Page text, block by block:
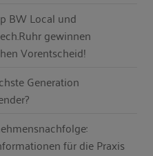
BW Local und
gewinnen
Vorentscheid!
Generation
für die Praxis